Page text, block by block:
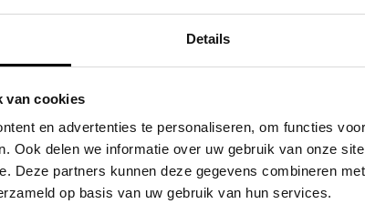
Details
van cookies
en advertenties te personaliseren, om functies
Ook delen we informatie over uw gebruik van onze
Deze partners kunnen deze gegevens combineren
op basis van uw gebruik van hun services.
★ ★ ★ ★ ★
straaltje buiten. Je hoeft simpelweg nooit meer naar
koelkast en ondertussen de saus op de
★ ★ ★ ★ ★